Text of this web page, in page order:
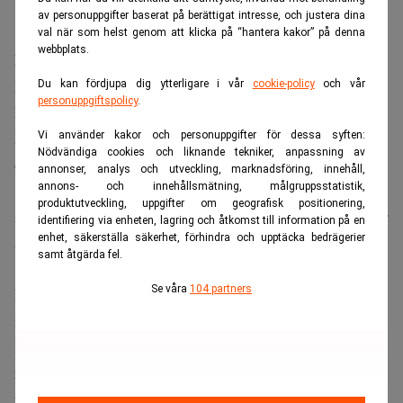
av personuppgifter baserat på berättigat intresse, och justera dina
val när som helst genom att klicka på “hantera kakor” på denna
webbplats.
Du kan fördjupa dig ytterligare i vår cookie-policyoch vår
personuppgiftspolicy.
Vi använder kakor och personuppgifter för dessa syften:
Nödvändiga cookies och liknande tekniker, anpassning av
annonser, analys och utveckling, marknadsföring, innehåll,
annons- och innehållsmätning, målgruppsstatistik,
produktutveckling, uppgifter om geografisk positionering,
identifiering via enheten, lagring och åtkomst till information på en
enhet, säkerställa säkerhet, förhindra och upptäcka bedrägerier
samt åtgärda fel.
Se våra 104 partners
Läs också:
Realtid
För få företag som kan förädla
Inte heller när det gäller grafit- och magnetmarknaden är
det råvaran som är problemet, utan förädlingen.
Att ta fram material till batterier eller avancerade magneter
är en lång och noggrann process.
Materialet måste renas, behandlas och testas flera gånger
Idag finns inte tillräckligt många fabriker med de
reningsanläggningar och den specialutrustning som krävs
för att materialet ska bli så rent som krävs för att kunna